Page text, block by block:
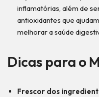
inflamatórias, além de
antioxidantes que
melhorar a saúde
Dicas para o
Frescor dos